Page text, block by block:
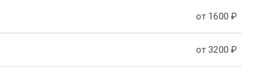
от 1600 ₽
от 3200 ₽